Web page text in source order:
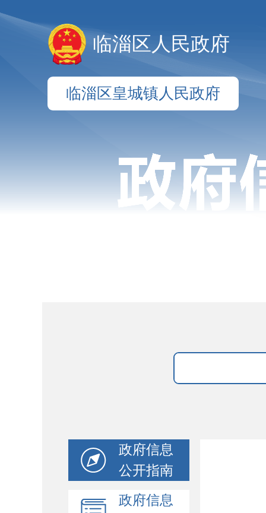
临淄区人民政府
临淄区皇城镇人民政府
政府信息
公开指南
政府信息